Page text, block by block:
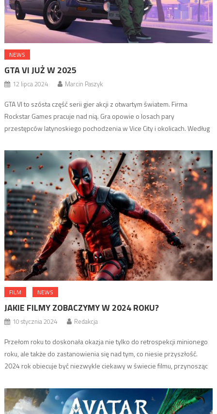
NEWS
GTA VI JUŻ W 2025
12 lipca 2024 Marcin Paszyk
GTA VI to szósta część serii gier akcji z otwartym światem. Firma
Rockstar Games pracuje nad nią. Gra opowie o losach pary
przestępców latynoskiego pochodzenia w Vice City i okolicach. Według
bez optymalizacji. Premiera ma nastąpić w drugiej połowie 2025 roku.
GTA VI […]
FILM NEWS
JAKIE FILMY ZOBACZYMY W 2024 ROKU?
10 stycznia 2024 Redakcja
Przełom roku to doskonała okazja nie tylko do retrospekcji minionego
roku, ale także do zastanowienia się nad tym, co niesie przyszłość.
2024 rok obiecuje być niezwykle ciekawy w świecie filmu, przynosząc
świetnych hitów, niekiedy po latach przerwy. Miniony rok, czyli 2023,
był udany dla kina, choć nie dla […]